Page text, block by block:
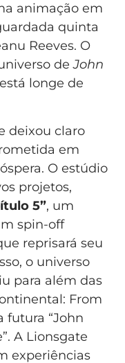
animação em
quinta
Reeves. O
deJohn
longe de
deixou claro
em
O estúdio
projetos,
5”, um
spin-off
reprisará seu
o universo
para além das
From
futura “John
A Lionsgate
experiências